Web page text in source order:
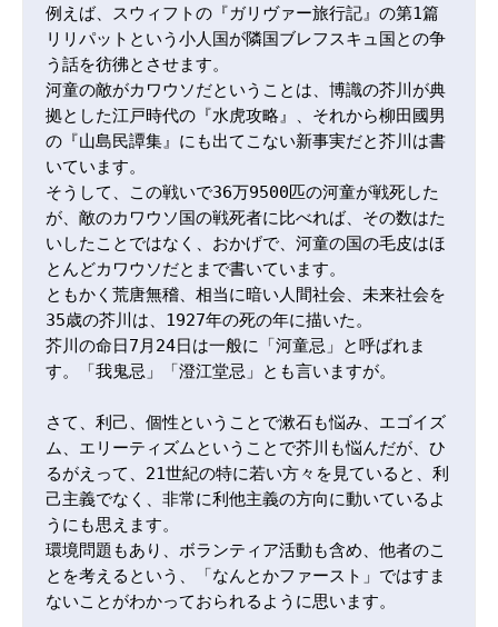
例えば、スウィフトの『ガリヴァー旅行記』の第1篇
リリパットという小人国が隣国ブレフスキュ国との争
う話を彷彿とさせます。
河童の敵がカワウソだということは、博識の芥川が典
拠とした江戸時代の『水虎攻略』、それから柳田國男
の『山島民譚集』にも出てこない新事実だと芥川は書
いています。
そうして、この戦いで36万9500匹の河童が戦死した
が、敵のカワウソ国の戦死者に比べれば、その数はた
いしたことではなく、おかげで、河童の国の毛皮はほ
とんどカワウソだとまで書いています。
ともかく荒唐無稽、相当に暗い人間社会、未来社会を
35歳の芥川は、1927年の死の年に描いた。
芥川の命日7月24日は一般に「河童忌」と呼ばれま
す。「我鬼忌」「澄江堂忌」とも言いますが。
さて、利己、個性ということで漱石も悩み、エゴイズ
ム、エリーティズムということで芥川も悩んだが、ひ
るがえって、21世紀の特に若い方々を見ていると、利
己主義でなく、非常に利他主義の方向に動いているよ
うにも思えます。
環境問題もあり、ボランティア活動も含め、他者のこ
とを考えるという、「なんとかファースト」ではすま
ないことがわかっておられるように思います。